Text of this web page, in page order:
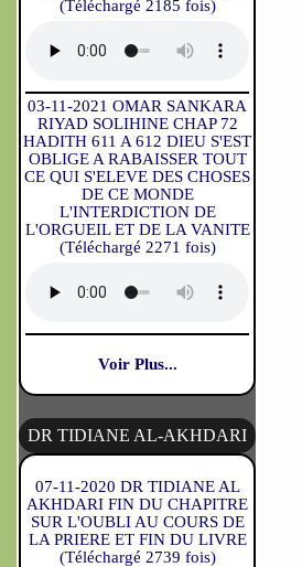
(Téléchargé 2185 fois)
03-11-2021 OMAR SANKARA
RIYAD SOLIHINE CHAP 72
HADITH 611 A 612 DIEU S'EST
OBLIGE A RABAISSER TOUT
CE QUI S'ELEVE DES CHOSES
DE CE MONDE
L'INTERDICTION DE
L'ORGUEIL ET DE LA VANITE
(Téléchargé 2271 fois)
Voir Plus...
DR TIDIANE AL-AKHDARI
07-11-2020 DR TIDIANE AL
AKHDARI FIN DU CHAPITRE
SUR L'OUBLI AU COURS DE
LA PRIERE ET FIN DU LIVRE
(Téléchargé 2739 fois)